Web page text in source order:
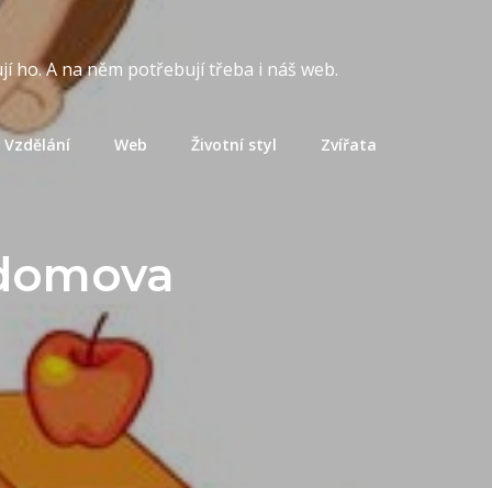
ho. A na něm potřebují třeba i náš web.
Vzdělání Web Životní styl Zvířata